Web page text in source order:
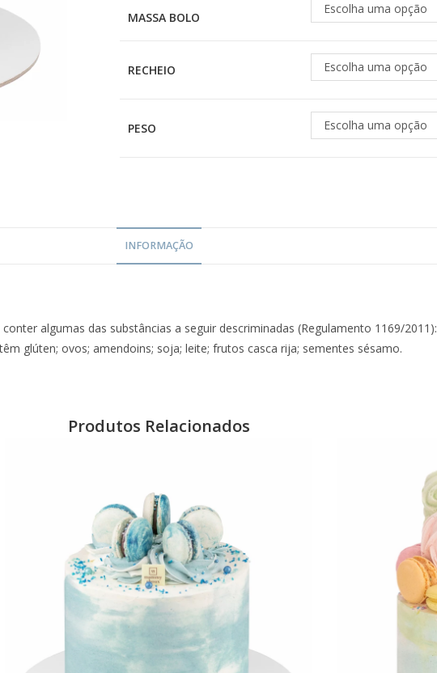
MASSA BOLO
Escolha uma opção
RECHEIO Escolha uma opção
PESO Escolha uma opção
INFORMAÇÃO
algumas das substâncias a seguir descriminadas (Regulamento 1169/2011):
glúten; ovos; amendoins; soja; leite; frutos casca rija; sementes sésamo.
Produtos Relacionados